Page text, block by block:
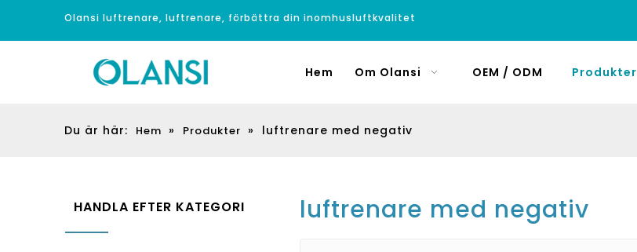
Olansi luftrenare, luftrenare, förbättra din inomhusluftkvalitet
Hem Om Olansi OEM / ODM Produkter
Du är här: Hem » Produkter » luftrenare med negativ
HANDLA EFTER KATEGORI luftrenare med negativ